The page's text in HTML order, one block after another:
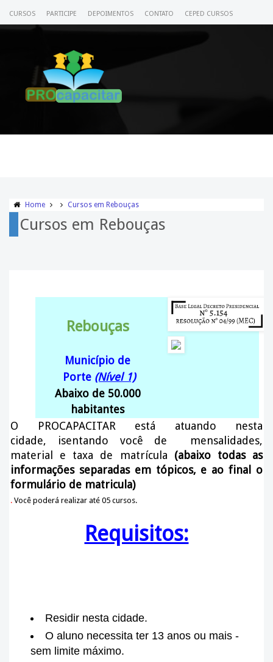
CURSOS PARTICIPE DEPOIMENTOS CONTATO CEPED CURSOS
Home Cursos em Rebouças
Cursos em Rebouças
Rebouças
Município de
Porte (Nível 1)
Abaixo de 50.000
habitantes
O PROCAPACITAR está atuando nesta
cidade, isentando você de mensalidades,
material e taxa de matrícula (abaixo todas as
informações separadas em tópicos, e ao final o
formulário de matricula)
. Você poderá realizar até 05 cursos.
Requisitos:
Residir nesta cidade.
O aluno necessita ter 13 anos ou mais -
sem limite máximo.